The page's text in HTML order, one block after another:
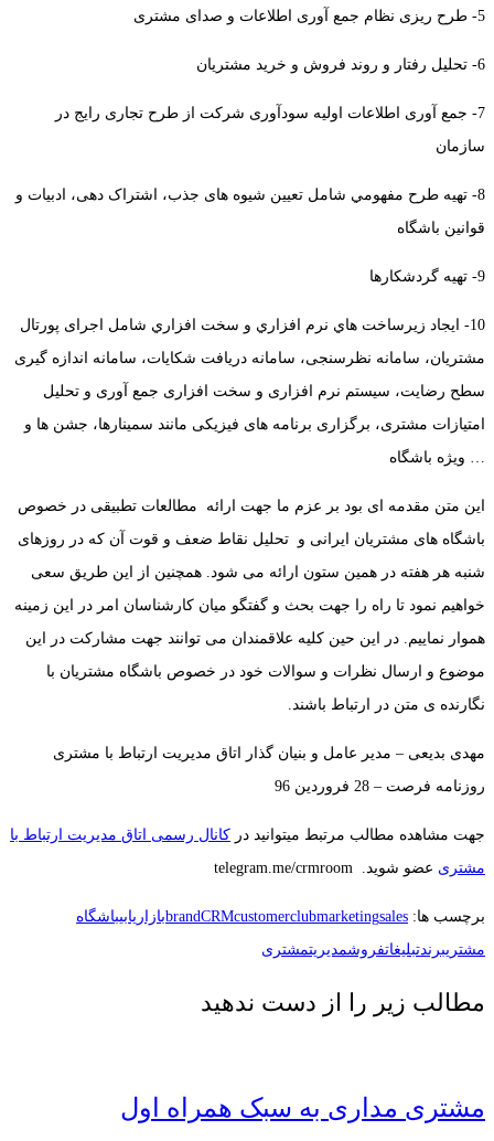
5- طرح ریزی نظام جمع آوری اطلاعات و صدای مشتری
6- تحليل رفتار و روند فروش و خرید مشتریان
7- جمع آوری اطلاعات اولیه سودآوری شرکت از طرح تجاری رایج در
سازمان
8- تهيه طرح مفهومي شامل تعیین شیوه های جذب، اشتراک دهی، ادبیات و
قوانین باشگاه
9- تهيه گردشكارها
10- ايجاد زيرساخت هاي نرم افزاري و سخت افزاري شامل اجرای پورتال
مشتریان، سامانه نظرسنجی، سامانه دریافت شکایات، سامانه اندازه گیری
سطح رضایت، سیستم نرم افزاری و سخت افزاری جمع آوری و تحلیل
امتیازات مشتری، برگزاری برنامه های فیزیکی مانند سمینارها، جشن ها و
… ویژه باشگاه
این متن مقدمه ای بود بر عزم ما جهت ارائه مطالعات تطبیقی در خصوص
باشگاه های مشتریان ایرانی و تحلیل نقاط ضعف و قوت آن که در روزهای
شنبه هر هفته در همین ستون ارائه می شود. همچنین از این طریق سعی
خواهیم نمود تا راه را جهت بحث و گفتگو میان کارشناسان امر در این زمینه
هموار نماییم. در این حین کلیه علاقمندان می توانند جهت مشارکت در این
موضوع و ارسال نظرات و سوالات خود در خصوص باشگاه مشتریان با
نگارنده ی متن در ارتباط باشند.
مهدی بدیعی – مدیر عامل و بنیان گذار اتاق مدیریت ارتباط با مشتری
روزنامه فرصت – 28 فروردین 96
جهت مشاهده مطالب مرتبط میتوانید در کانال رسمی اتاق مدیریت ارتباط با
مشتری عضو شوید. telegram.me/crmroom
برچسب ها: brandCRMcustomerclubmarketingsales بازاریابیباشگاه
مشتریبرندتبلیغاتفروشمدیریتمشتری
مطالب زیر را از دست ندهید
مشتری مداری به سبک همراه اول